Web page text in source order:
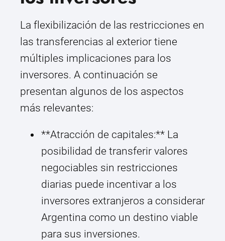
La flexibilización de las restricciones en
las transferencias al exterior tiene
múltiples implicaciones para los
inversores. A continuación se
presentan algunos de los aspectos
más relevantes:
**Atracción de capitales:** La
posibilidad de transferir valores
negociables sin restricciones
diarias puede incentivar a los
inversores extranjeros a considerar
Argentina como un destino viable
para sus inversiones.